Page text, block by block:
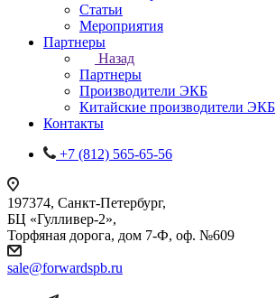
Статьи
Мероприятия
Партнеры
Назад
Партнеры
Производители ЭКБ
Китайские производители ЭКБ
Контакты
+7 (812) 565-65-56
197374, Санкт-Петербург,
БЦ «Гулливер-2»,
Торфяная дорога, дом 7-Ф, оф. №609
sale@forwardspb.ru